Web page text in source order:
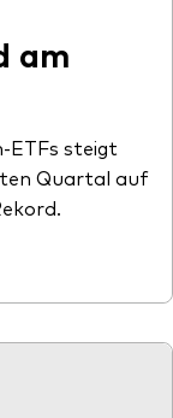
am
ETFs steigt
Quartal auf